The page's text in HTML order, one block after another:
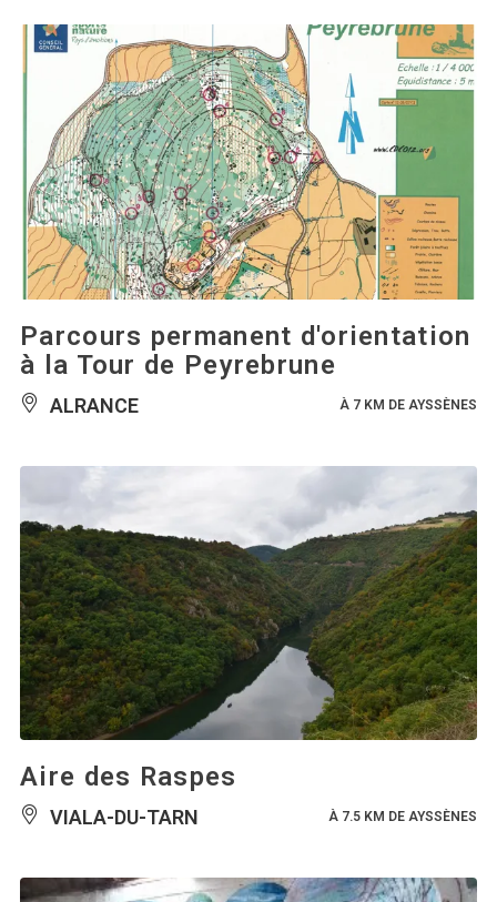
Parcours permanent d'orientation
à la Tour de Peyrebrune
ALRANCE À 7 KM DE AYSSÈNES
Aire des Raspes
VIALA-DU-TARN À 7.5 KM DE AYSSÈNES